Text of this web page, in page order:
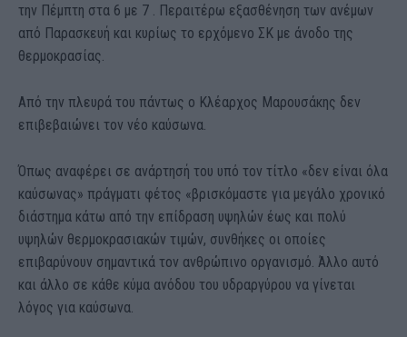
την Πέμπτη στα 6 με 7 . Περαιτέρω εξασθένηση των ανέμων
από Παρασκευή και κυρίως το ερχόμενο ΣΚ με άνοδο της
θερμοκρασίας.
Από την πλευρά του πάντως ο Κλέαρχος Μαρουσάκης δεν
επιβεβαιώνει τον νέο καύσωνα.
Όπως αναφέρει σε ανάρτησή του υπό τον τίτλο «δεν είναι όλα
καύσωνας» πράγματι φέτος «βρισκόμαστε για μεγάλο χρονικό
διάστημα κάτω από την επίδραση υψηλών έως και πολύ
υψηλών θερμοκρασιακών τιμών, συνθήκες οι οποίες
επιβαρύνουν σημαντικά τον ανθρώπινο οργανισμό. Άλλο αυτό
και άλλο σε κάθε κύμα ανόδου του υδραργύρου να γίνεται
λόγος για καύσωνα.